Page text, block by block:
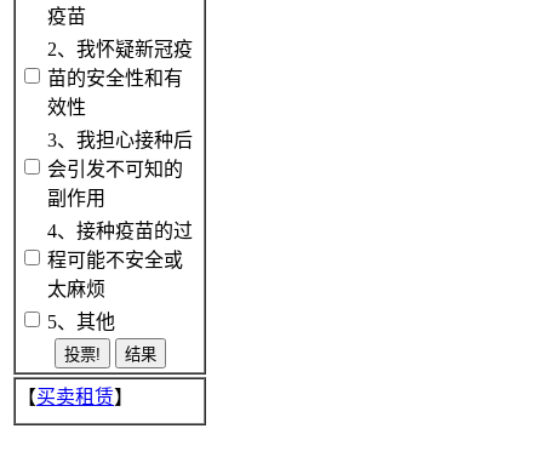
疫苗
2、我怀疑新冠疫
苗的安全性和有
效性
3、我担心接种后
会引发不可知的
副作用
4、接种疫苗的过
程可能不安全或
太麻烦
5、其他
【买卖租赁】